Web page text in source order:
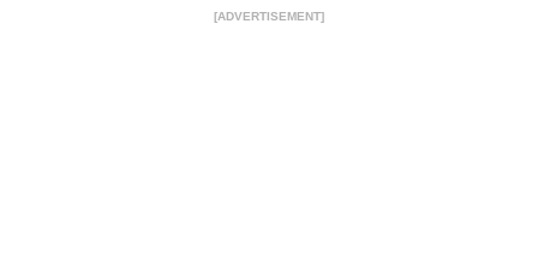
[ADVERTISEMENT]